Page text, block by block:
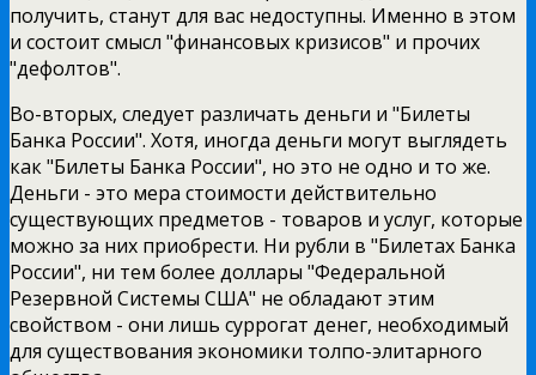
получить, станут для вас недоступны. Именно в этом
и состоит смысл "финансовых кризисов" и прочих
"дефолтов".
Во-вторых, следует различать деньги и "Билеты
Банка России". Хотя, иногда деньги могут выглядеть
как "Билеты Банка России", но это не одно и то же.
Деньги - это мера стоимости действительно
существующих предметов - товаров и услуг, которые
можно за них приобрести. Ни рубли в "Билетах Банка
России", ни тем более доллары "Федеральной
Резервной Системы США" не обладают этим
свойством - они лишь суррогат денег, необходимый
для существования экономики толпо-элитарного